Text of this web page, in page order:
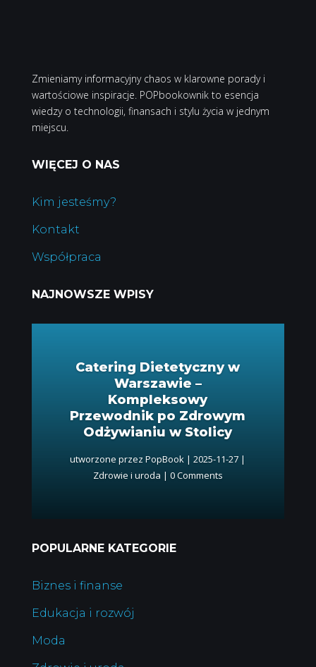
Zmieniamy informacyjny chaos w klarowne porady i
wartościowe inspiracje. POPbookownik to esencja
wiedzy o technologii, finansach i stylu życia w jednym
miejscu.
WIĘCEJ O NAS
Kim jesteśmy?
Kontakt
Współpraca
NAJNOWSZE WPISY
Catering Dietetyczny w
Warszawie –
Kompleksowy
Przewodnik po Zdrowym
Odżywianiu w Stolicy
utworzone przezPopBook |2025-11-27 |
Zdrowie i uroda | 0 Comments
POPULARNE KATEGORIE
Biznes i finanse
Edukacja i rozwój
Moda